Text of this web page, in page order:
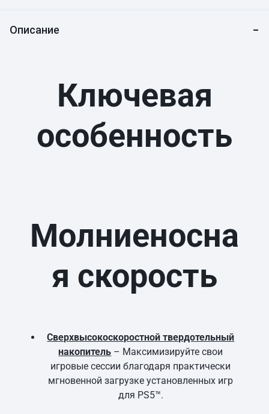
Описание
Ключевая
особенность
Молниеносна
я скорость
Сверхвысокоскоростной твердотельный
накопитель – Максимизируйте свои
игровые сессии благодаря практически
мгновенной загрузке установленных игр
для PS5™.